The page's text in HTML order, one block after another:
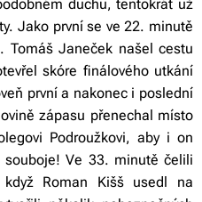
duchu, tentokrát už
Jako první se ve 22. minutě
Tomáš Janeček našel cestu
skóre finálového utkání
první a nakonec i poslední
zápasu přenechal místo
Podroužkovi, aby i on
Ve 33. minutě čelili
Roman Kišš usedl na